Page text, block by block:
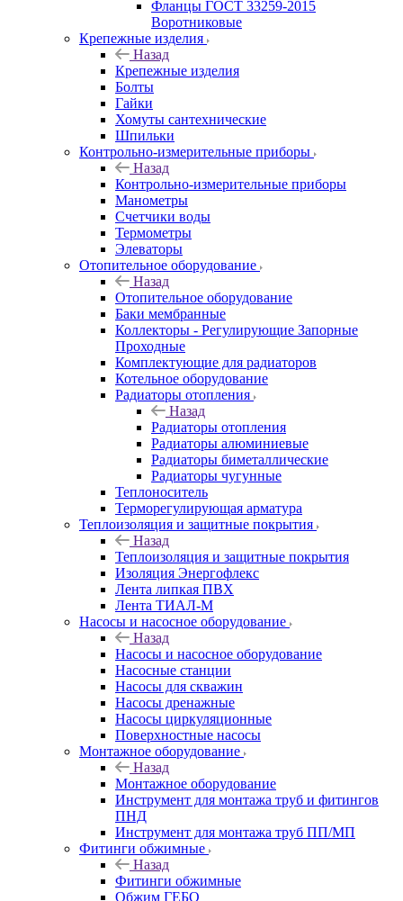
Фланцы ГОСТ 33259-2015
Воротниковые
Крепежные изделия
Назад
Крепежные изделия
Болты
Гайки
Хомуты сантехнические
Шпильки
Контрольно-измерительные приборы
Назад
Контрольно-измерительные приборы
Манометры
Счетчики воды
Термометры
Элеваторы
Отопительное оборудование
Назад
Отопительное оборудование
Баки мембранные
Коллекторы - Регулирующие Запорные
Проходные
Комплектующие для радиаторов
Котельное оборудование
Радиаторы отопления
Назад
Радиаторы отопления
Радиаторы алюминиевые
Радиаторы биметаллические
Радиаторы чугунные
Теплоноситель
Терморегулирующая арматура
Теплоизоляция и защитные покрытия
Назад
Теплоизоляция и защитные покрытия
Изоляция Энергофлекс
Лента липкая ПВХ
Лента ТИАЛ-М
Насосы и насосное оборудование
Назад
Насосы и насосное оборудование
Насосные станции
Насосы для скважин
Насосы дренажные
Насосы циркуляционные
Поверхностные насосы
Монтажное оборудование
Назад
Монтажное оборудование
Инструмент для монтажа труб и фитингов
ПНД
Инструмент для монтажа труб ПП/МП
Фитинги обжимные
Назад
Фитинги обжимные
Обжим ГЕБО